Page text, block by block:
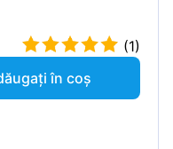
(1)
în coș